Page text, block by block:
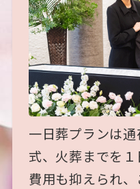
一日葬プランは
式、火葬までを１
費用も抑えられ